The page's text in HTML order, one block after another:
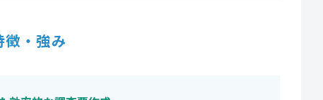
徴・強み